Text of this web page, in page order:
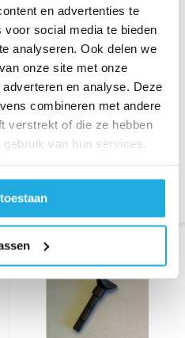
en advertenties te
social media te bieden
analyseren. Ook delen we
onze site met onze
en analyse. Deze
combineren met andere
verstrekt of die ze hebben
van hun services.
Handnaaimachine MP
73
MP 73
Typische zakkennaaimachine.
€ 1.137,50